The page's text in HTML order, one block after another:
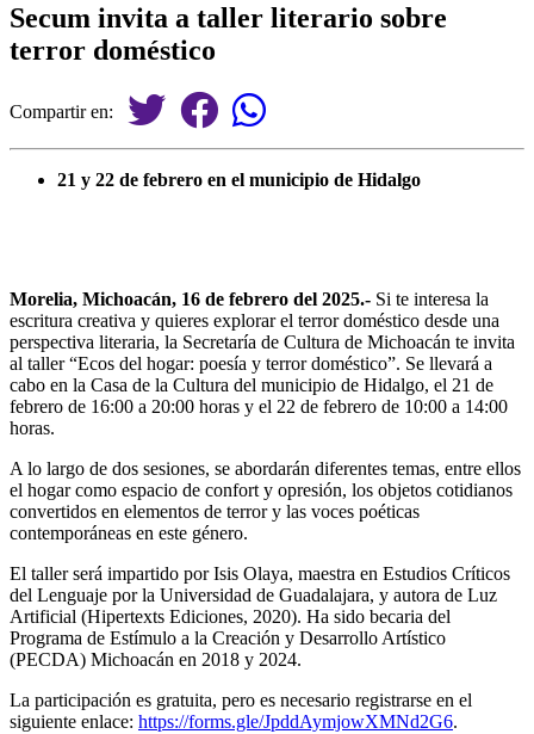
Secum invita a taller literario sobre
terror doméstico
Compartir en:
21 y 22 de febrero en el municipio de Hidalgo
Morelia, Michoacán, 16 de febrero del 2025.- Si te interesa la
escritura creativa y quieres explorar el terror doméstico desde una
perspectiva literaria, la Secretaría de Cultura de Michoacán te invita
al taller “Ecos del hogar: poesía y terror doméstico”. Se llevará a
cabo en la Casa de la Cultura del municipio de Hidalgo, el 21 de
febrero de 16:00 a 20:00 horas y el 22 de febrero de 10:00 a 14:00
horas.
A lo largo de dos sesiones, se abordarán diferentes temas, entre ellos
el hogar como espacio de confort y opresión, los objetos cotidianos
convertidos en elementos de terror y las voces poéticas
contemporáneas en este género.
El taller será impartido por Isis Olaya, maestra en Estudios Críticos
del Lenguaje por la Universidad de Guadalajara, y autora de Luz
Artificial (Hipertexts Ediciones, 2020). Ha sido becaria del
Programa de Estímulo a la Creación y Desarrollo Artístico
(PECDA) Michoacán en 2018 y 2024.
La participación es gratuita, pero es necesario registrarse en el
siguiente enlace: https://forms.gle/JpddAymjowXMNd2G6.